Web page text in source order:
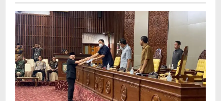
Gubernur
Bengkulu
2022
Harapan
Baru
News